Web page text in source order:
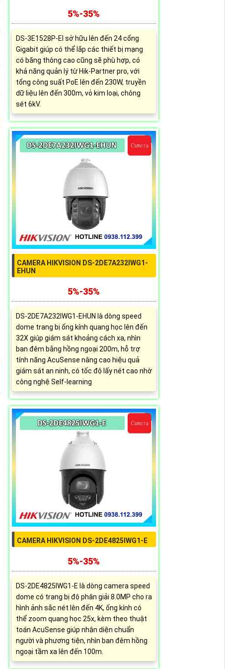
5%-35%
DS-3E1528P-EI sở hữu lên đến 24 cổng
Gigabit giúp có thể lắp các thiết bị mạng
có băng thông cao cũng sẽ phù hợp, có
khả năng quản lý từ Hik-Partner pro, với
tổng công suất PoE lên đến 230W, truyền
dữ liệu lên đến 300m, vỏ kim loại, chông
sét 6kV.
CAMERA HIKVISION DS-2DE7A232IWG1-
EHUN
5%-35%
DS-2DE7A232IWG1-EHUN là dòng speed
dome trang bị ống kính quang học lên đến
32X giúp giám sát khoảng cách xa, nhìn
ban đêm bằng hồng ngoại 200m, hỗ trợ
tính năng AcuSense nâng cao hiệu quả
giám sát an ninh, có tốc độ lấy nét cao nhờ
công nghệ Self-learning
CAMERA HIKVISION DS-2DE4825IWG1-E
5%-35%
DS-2DE4825IWG1-E là dòng camera speed
dome có trang bị độ phân giải 8.0MP cho ra
hình ảnh sắc nét lên đến 4K, ống kính có
thể zoom quang học 25x, kèm theo thuật
toán AcuSense giúp nhận diện chuẩn
người và phương tiện, nhìn ban đêm hồng
ngoại tầm xa lên đến 100m.